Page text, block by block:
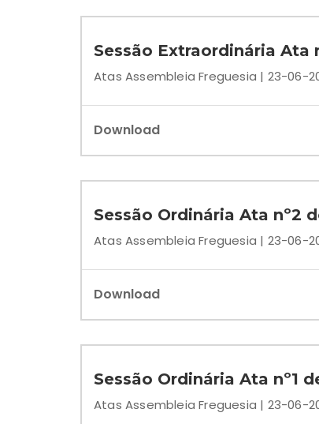
Sessão Extraordinária Ata
Atas Assembleia Freguesia | 23-06-
Download
Sessão Ordinária Ata nº2
Atas Assembleia Freguesia | 23-06-
Download
Sessão Ordinária Ata nº1
Atas Assembleia Freguesia | 23-06-